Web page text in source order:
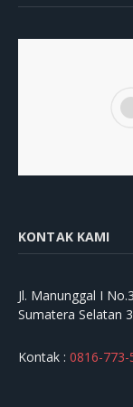
KONTAK KAMI
Jl. Manunggal I
Sumatera Selatan
Kontak : 0816-773-